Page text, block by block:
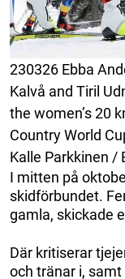
230326 Ebba
Kalvå and Tiril
the women’s 20
Country World
Kalle Parkkinen /
I mitten på
skidförbundet.
gamla, skickade
Där kritiserar
och tränar i,